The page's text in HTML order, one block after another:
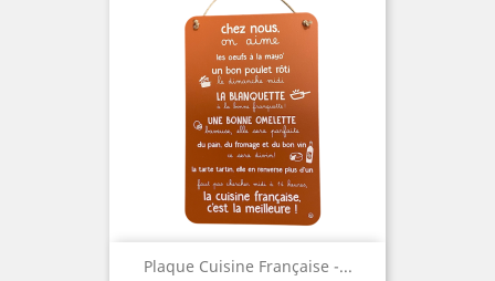
Plaque Cuisine Française -...